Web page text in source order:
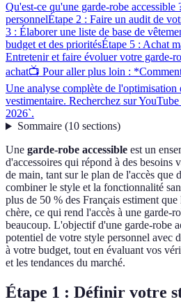
Qu'est-ce qu'une garde-robe accessible
personnelÉtape 2 : Faire un audit de
3 : Élaborer une liste de base de
budget et des prioritésÉtape 5 : Achat
Entretenir et faire évoluer votre garde-
achat📺 Pour aller plus loin :
Une analyse complète de l'optimisation
vestimentaire. Recherchez sur
2026`.
Sommaire(10 sections)
Une garde-robe accessible est un
d'accessoires qui répond à des besoins
de main, tant sur le plan de l'accès que
combiner le style et la fonctionnalité
plus de 50 % des Français estiment
chère, ce qui rend l'accès à une garde-
beaucoup. L'objectif d'une garde-robe
potentiel de votre style personnel avec
à votre budget, tout en évaluant vos
et les tendances du marché.
Étape 1 : Définir votre